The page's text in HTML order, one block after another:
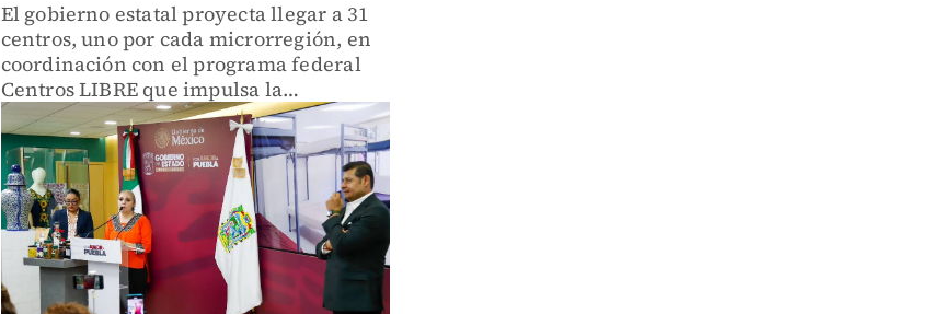
El gobierno estatal proyecta llegar a 31
centros, uno por cada microrregión, en
coordinación con el programa federal
Centros LIBRE que impulsa la
presidenta Claudia Sheinbaum.